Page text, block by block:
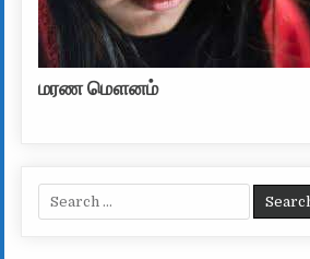
மரண மௌனம்
Search for: